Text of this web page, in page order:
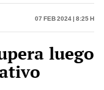
07 Feb 2024 | 8:25 h
luego